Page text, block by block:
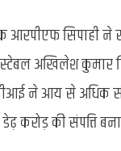
आरपीएफ सिपाही ने
अखिलेश कुमार
ने आय से अधिक
करोड़ की संपत्ति